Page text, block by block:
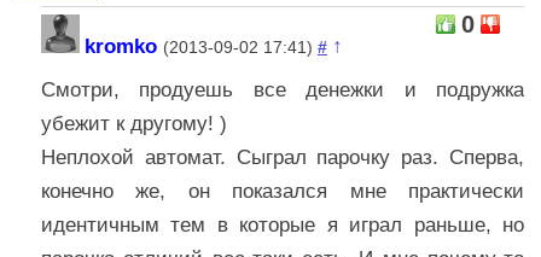
kromko (2013-09-02 17:41) # ↑
0
Смотри, продуешь все денежки и подружка
убежит к другому! )
Неплохой автомат. Сыграл парочку раз. Сперва,
конечно же, он показался мне практически
идентичным тем в которые я играл раньше, но